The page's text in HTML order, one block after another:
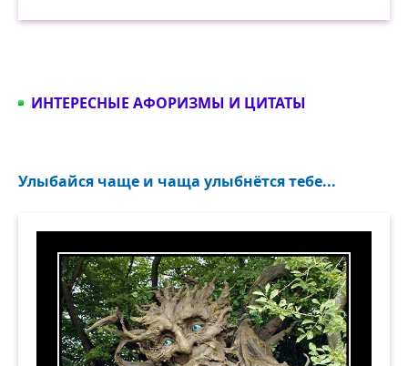
ИНТЕРЕСНЫЕ АФОРИЗМЫ И ЦИТАТЫ
Улыбайся чаще и чаща улыбнётся тебе...